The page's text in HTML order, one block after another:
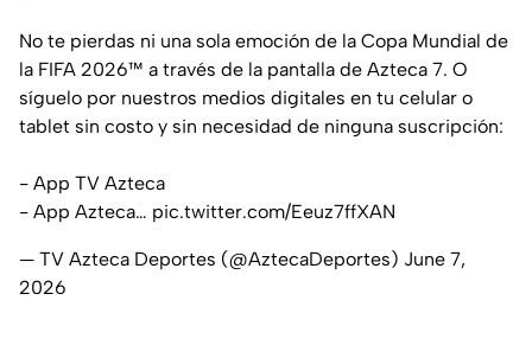
No te pierdas ni una sola emoción de la Copa Mundial de
la FIFA 2026™ a través de la pantalla de Azteca 7. O
síguelo por nuestros medios digitales en tu celular o
tablet sin costo y sin necesidad de ninguna suscripción:
- App TV Azteca
- App Azteca… pic.twitter.com/Eeuz7ffXAN
— TV Azteca Deportes (@AztecaDeportes) June 7,
2026